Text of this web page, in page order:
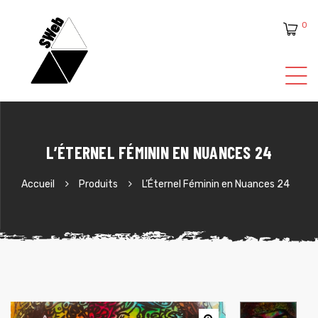
0
L’ÉTERNEL FÉMININ EN NUANCES 24
Accueil Produits L’Éternel Féminin en Nuances 24